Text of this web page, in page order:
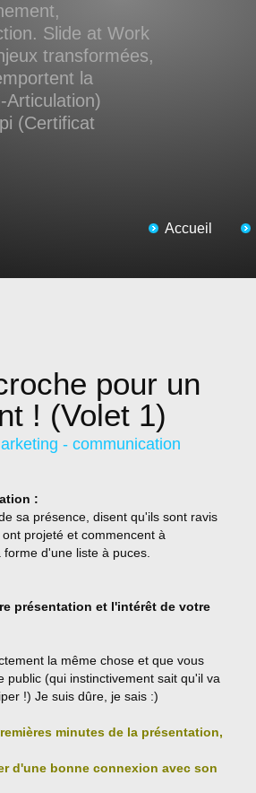
Slide at Work
transformées,
la
Articulation)
(Certificat
Accueil
pour un
! (Volet 1)
- communication
:
sa présence, disent qu'ils sont ravis
projeté et commencent à
d'une liste à puces.
présentation et l'intérêt de votre
la même chose et que vous
(qui instinctivement sait qu'il va
!) Je suis dûre, je sais :)
minutes de la présentation,
d'une bonne connexion avec son